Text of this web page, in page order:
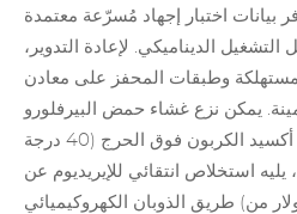
بيانات اختبار إجهاد مُسرّعة معتمدة
الديناميكي. لإعادة التدوير،
وطبقات المحفز على معادن
يمكن نزع غشاء حمض البيرفلورو
سلفونيك باستخدام ثاني أكسيد الكربون فوق الحرج (40 درجة
يليه استخلاص انتقائي للإيريديوم عن
طريق الذوبان الكهروكيميائي (0.5 مولار من H₂SO₄ + 0.1 مولار من